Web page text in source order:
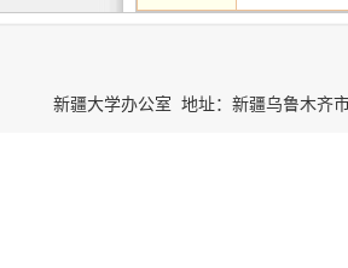
新疆大学办公室 地址：新疆乌鲁木齐